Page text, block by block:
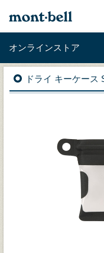
オンラインストア
ドライ キーケース